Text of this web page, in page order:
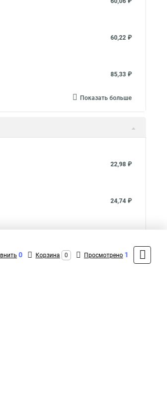
60,22 ₽
85,33 ₽
Показать больше
22,98 ₽
24,74 ₽
0 Корзина 0 Просмотрено 1